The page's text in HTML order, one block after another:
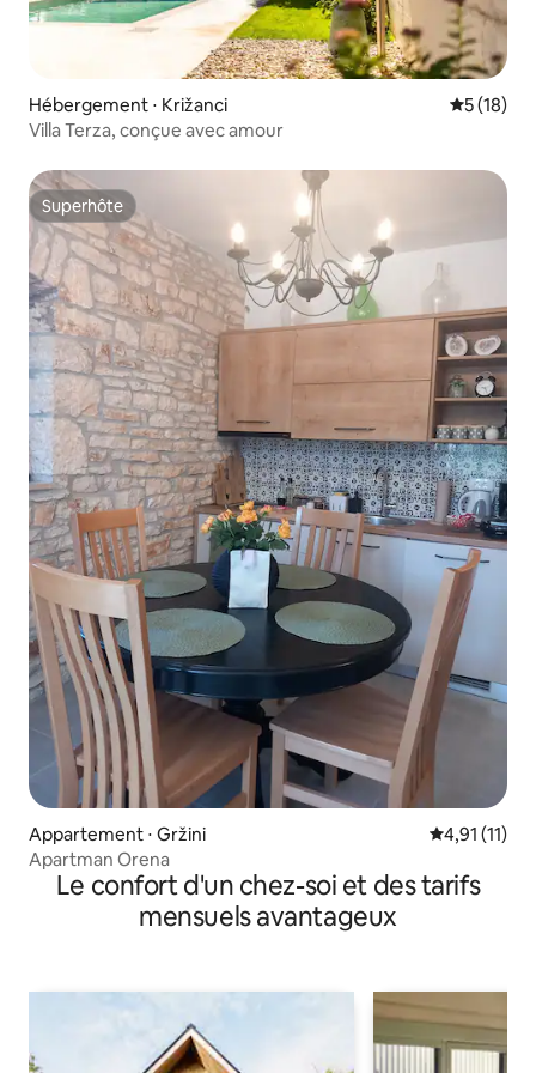
Hébergement ⋅ Križanci
5 (18)
Villa Terza, conçue avec amour
Superhôte
Superhôte
Appartement ⋅ Gržini Évaluation
4,91 (11)
Apartman Orena
Le confort d'un chez-soi et des tarifs
mensuels avantageux